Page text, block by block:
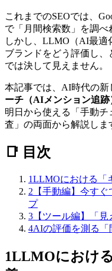
これまでのSEOでは、
で「月間検索数」を調べ
しかし、LLMO（AI最適
ブランドをどう評価し
では決して見えません。
本記事では、AI時代の新
ーチ（AIメンション追跡
明日から使える「手動
査」の両面から解説しま
📑 目次
1LLMOにおける「
2 【手動編】今す
プ
3 【ツール編】「
4AIの評価を測る「
1LLMOにおけ